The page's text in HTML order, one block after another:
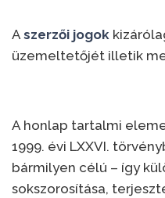
A szerzői jogok
üzemeltetőjét illetik
A honlap tartalmi
1999. évi LXXVI.
bármilyen célú – így
sokszorosítása,